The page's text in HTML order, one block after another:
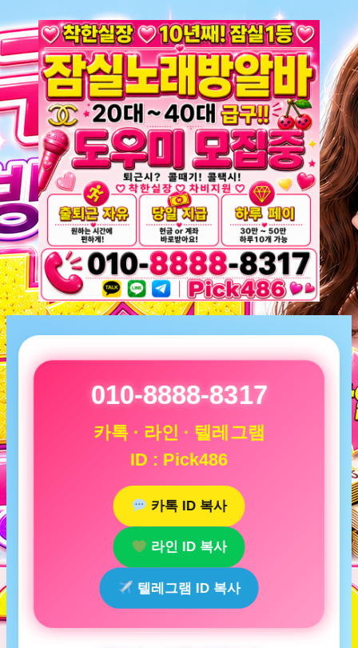
010-8888-8317
카톡 · 라인 · 텔레그램
ID : Pick486
카톡 ID 복사
라인 ID 복사
텔레그램 ID 복사